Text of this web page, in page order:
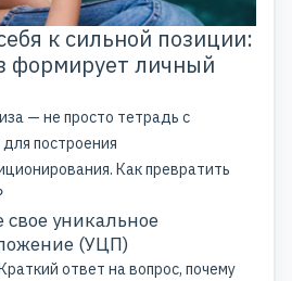
к сильной позиции:
формирует личный
— не просто тетрадь с
построения
Как превратить
уникальное
(УЦП)
ответ на вопрос, почему